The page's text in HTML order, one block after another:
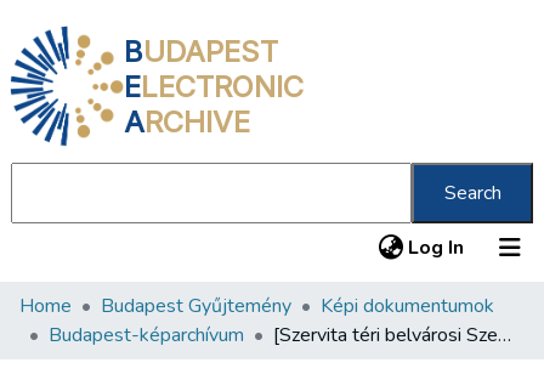
BUDAPEST
ELECTRONIC
ARCHIVE
Search
Log In (current)
Communities & Collections
Home Budapest Gyűjtemény
Képi dokumentumok
Budapest-képarchívum
[Szervita téri belvárosi Szent Anna-templom egyik oltára]